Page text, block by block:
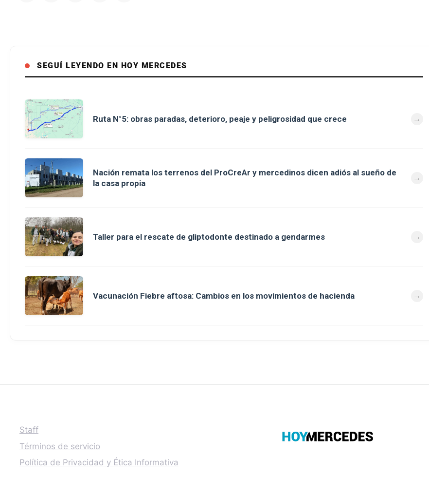
SEGUÍ LEYENDO EN HOY MERCEDES
Ruta N°5: obras paradas, deterioro, peaje y peligrosidad que crece
Nación remata los terrenos del ProCreAr y mercedinos dicen adiós al sueño de
la casa propia
Taller para el rescate de gliptodonte destinado a gendarmes
Vacunación Fiebre aftosa: Cambios en los movimientos de hacienda
Staff
Términos de servicio
Política de Privacidad y Ética Informativa